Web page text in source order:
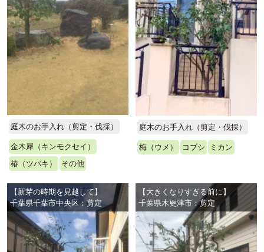
庭木のお手入れ（剪定・伐採）
金木犀（キンモクセイ）
椿（ツバキ）
その他
庭木のお手入れ（剪定・伐採）
梅（ウメ） コブシ ミカン
【新芽の時期を見越して】
千葉県千葉市中央区：剪定
【大きくなりすぎる前に】
千葉県木更津市：剪定